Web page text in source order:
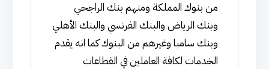
من بنوك المملكة ومنهم بنك الراجحي
وبنك الرياض والبنك الفرنسي والبنك الأهلي
وبنك سامبا وغيرهم من البنوك كما انه يقدم
الخدمات لكافة العاملين في القطاعات